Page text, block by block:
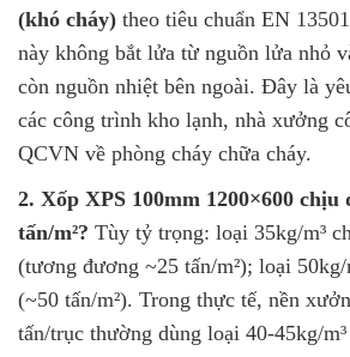
(khó cháy) theo tiêu chuẩn EN
này không bắt lửa từ nguồn lửa nhỏ
còn nguồn nhiệt bên ngoài. Đây là
các công trình kho lạnh, nhà xưởng
QCVN về phòng cháy chữa cháy.
2. Xốp XPS 100mm 1200×600 chịu
tấn/m²? Tùy tỷ trọng: loại 35kg/m³
(tương đương ~25 tấn/m²); loại
(~50 tấn/m²). Trong thực tế, nền
tấn/trục thường dùng loại 40-45kg/